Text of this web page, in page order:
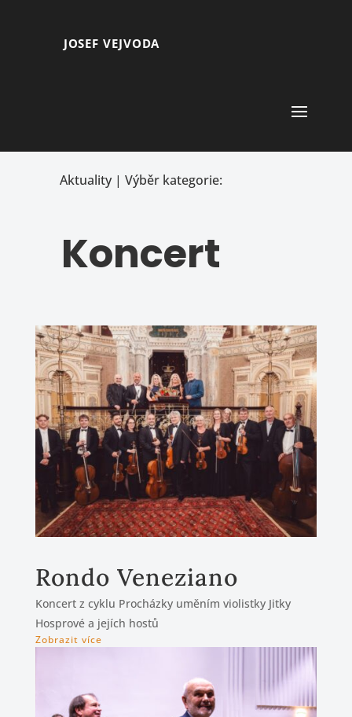
JOSEF VEJVODA
Aktuality | Výběr kategorie:
Koncert
Rondo Veneziano
Koncert z cyklu Procházky uměním violistky Jitky
Hosprové a jejích hostů
Zobrazit více